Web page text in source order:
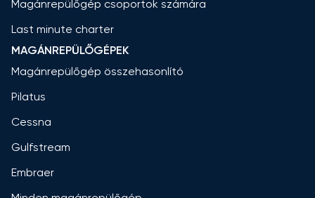
Magánrepülőgép csoportok számára
Last minute charter
MAGÁNREPÜLŐGÉPEK
Magánrepülőgép összehasonlító
Pilatus
Cessna
Gulfstream
Embraer